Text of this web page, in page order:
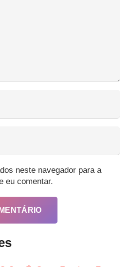
neste navegador para a
eu comentar.